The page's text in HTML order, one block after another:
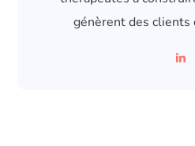
génèrent des clients